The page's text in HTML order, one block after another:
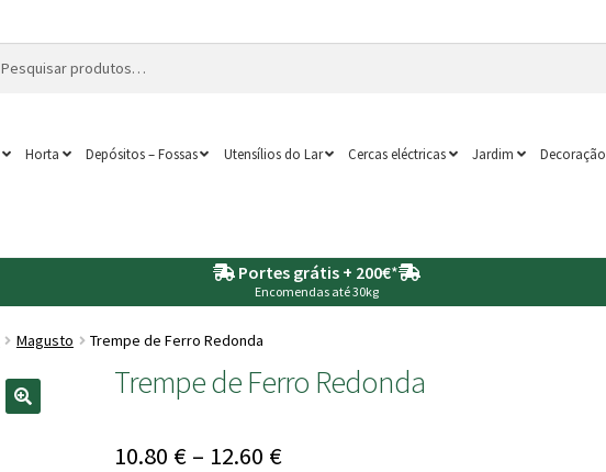
Horta Depósitos – Fossas Utensílios do Lar Cercas eléctricas Jardim Decoração
Portes grátis + 200€*
Encomendas até 30kg
Magusto Trempe de Ferro Redonda
Trempe de Ferro Redonda
10.80 € – 12.60 €Price